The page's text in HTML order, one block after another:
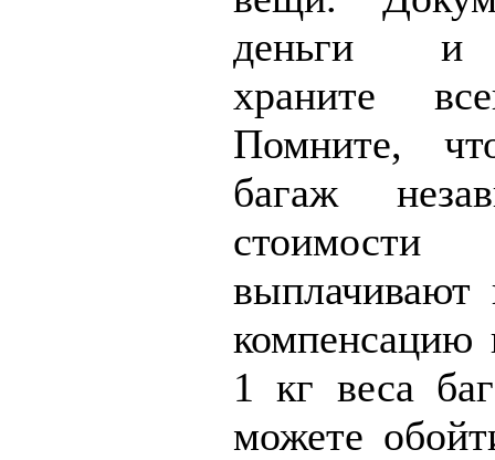
деньги и
храните
Помните,
багаж
стоимости
выплачивают
компенсацию
1 кг веса
можете